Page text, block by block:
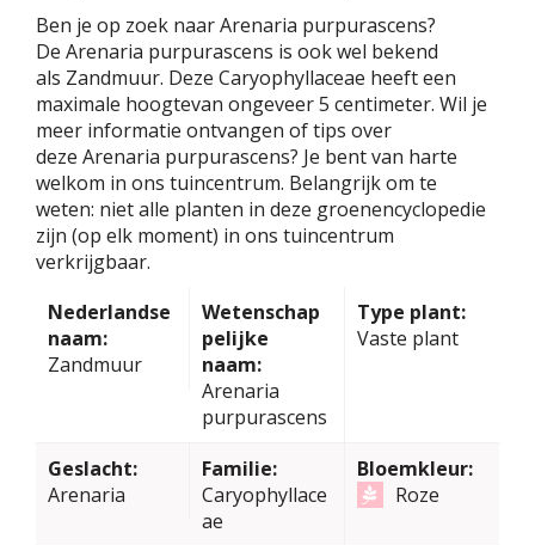
Ben je op zoek naar Arenaria purpurascens?
De Arenaria purpurascens is ook wel bekend
als Zandmuur. Deze Caryophyllaceae heeft een
maximale hoogtevan ongeveer 5 centimeter. Wil je
meer informatie ontvangen of tips over
deze Arenaria purpurascens? Je bent van harte
welkom in ons tuincentrum. Belangrijk om te
weten: niet alle planten in deze groenencyclopedie
zijn (op elk moment) in ons tuincentrum
verkrijgbaar.
Nederlandse
naam:
Zandmuur
Wetenschap
pelijke
naam:
Arenaria
purpurascens
Type plant:
Vaste plant
Geslacht:
Arenaria
Familie:
Caryophyllace
ae
Bloemkleur:
Roze